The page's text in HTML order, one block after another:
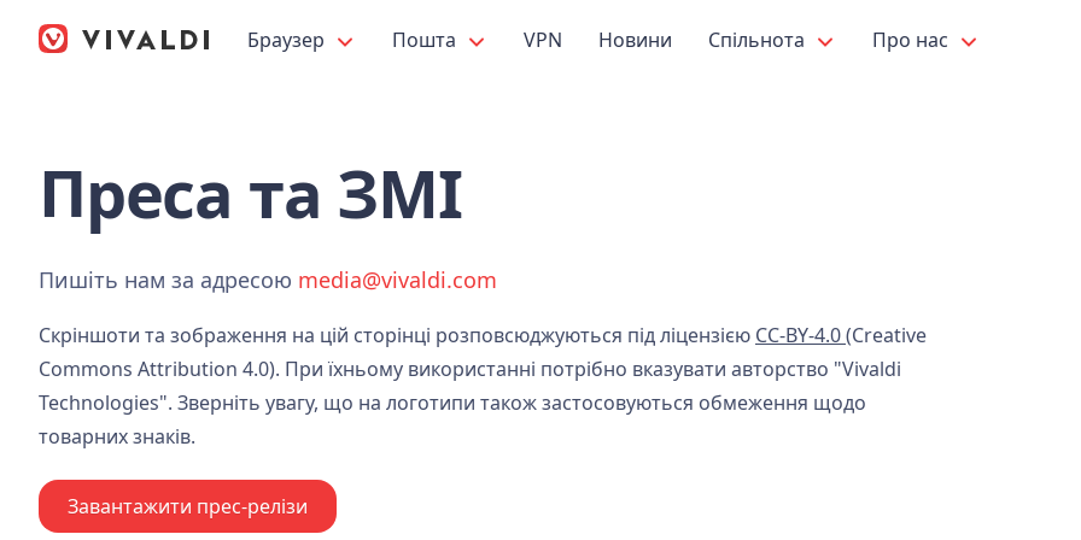
Браузер Пошта VPN Новини Спільнота Про нас
Преса та ЗМІ
Пишіть нам за адресою media@vivaldi.com
Скріншоти та зображення на цій сторінці розповсюджуються під ліцензією CC-BY-4.0(Creative
Commons Attribution 4.0). При їхньому використанні потрібно вказувати авторство "Vivaldi
Technologies". Зверніть увагу, що на логотипи також застосовуються обмеження щодо
товарних знаків.
Завантажити прес-релізи